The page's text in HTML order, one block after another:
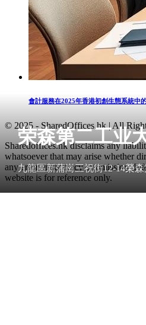
荣森第二工业
九龍區新蒲崗三祝街12-14榮
會計服務在2025年香港初創生態系統中
© 2025 - SharedOffices.hk | All
Sharedoffices.hk disclaims any
whatsoever that may arise whether
any error, inaccuracy or omission.
website is for reference only.